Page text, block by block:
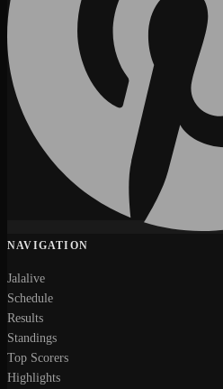
NAVIGATION
Jalalive
Schedule
Results
Standings
Top Scorers
Highlights